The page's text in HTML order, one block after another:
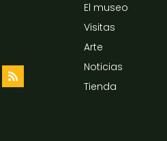
El museo
Visitas
Arte
Noticias
Tienda